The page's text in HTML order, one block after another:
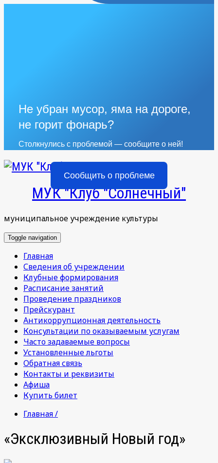
Не убран мусор, яма на дороге,
не горит фонарь?
Столкнулись с проблемой — сообщите о ней!
Сообщить о проблеме
МУК "Клуб "Солнечный"
муниципальное учреждение культуры
Toggle navigation
Главная
Сведения об учреждении
Клубные формирования
Расписание занятий
Проведение праздников
Прейскурант
Антикоррупционная деятельность
Консультации по оказываемым услугам
Часто задаваемые вопросы
Установленные льготы
Обратная связь
Контакты и реквизиты
Афиша
Купить билет
Главная /
«Эксклюзивный Новый год»